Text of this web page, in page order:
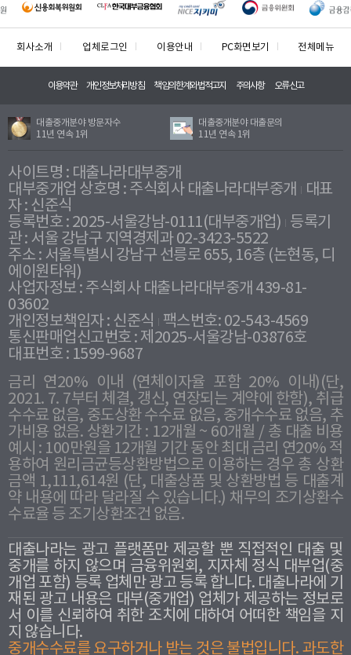
회사소개 업체로그인 이용안내 PC화면보기 전체메뉴
이용약관 개인정보처리방침 책임의한계와법적고지 주의사항 오류신고
대출중개분야 방문자수
11년 연속 1위
대출중개분야 대출문의
11년 연속 1위
사이트명 : 대출나라대부중개
대부중개업 상호명 : 주식회사 대출나라대부중개
대표
자 : 신준식
등록번호 : 2025-서울강남-0111(대부중개업) 등록기
관 : 서울 강남구 지역경제과 02-3423-5522
주소 : 서울특별시 강남구 선릉로 655, 16층 (논현동, 디
에이원타워)
사업자정보 : 주식회사 대출나라대부중개 439-81-
03602
개인정보책임자 : 신준식
팩스번호: 02-543-4569
통신판매업신고번호 : 제2025-서울강남-03876호
대표번호 : 1599-9687
금리 연20% 이내 (연체이자율 포함 20% 이내)(단,
2021. 7. 7부터 체결, 갱신, 연장되는 계약에 한함), 취급
수수료 없음, 중도상환 수수료 없음, 중개수수료 없음, 추
가비용 없음. 상환기간 : 12개월 ~ 60개월 / 총 대출 비용
예시 : 100만원을 12개월 기간 동안 최대 금리 연20% 적
용하여 원리금균등상환방법으로 이용하는 경우 총 상환
금액 1,111,614원 (단, 대출상품 및 상환방법 등 대출계
약 내용에 따라 달라질 수 있습니다.) 채무의 조기상환수
수료율 등 조기상환조건 없음.
대출나라는 광고 플랫폼만 제공할 뿐 직접적인 대출 및
중개를 하지 않으며 금융위원회, 지자체 정식 대부업(중
개업 포함) 등록 업체만 광고 등록 합니다. 대출나라에 기
재된 광고 내용은 대부(중개업) 업체가 제공하는 정보로
서 이를 신뢰하여 취한 조치에 대하여 어떠한 책임을 지
지 않습니다.
중개수수료를 요구하거나 받는 것은 불법입니다. 과도한